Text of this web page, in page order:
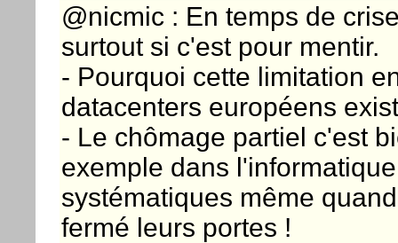
@nicmic : En temps de
surtout si c'est pour mentir.
- Pourquoi cette limitation
datacenters européens
- Le chômage partiel c'est
exemple dans
systématiques même
fermé leurs portes !